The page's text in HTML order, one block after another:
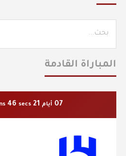
المباراة القادمة
07 أيام 21
45 secs